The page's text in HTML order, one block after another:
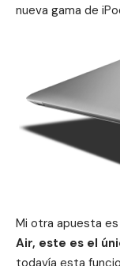
nueva gama de
Mi otra apuesta es
Air, este es el